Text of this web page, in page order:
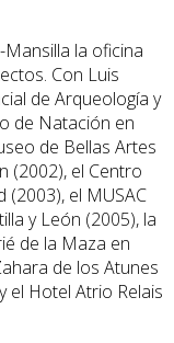
la oficina
Con Luis
de Arqueología y
de Natación en
de Bellas Artes
(2002), el Centro
el MUSAC
y León (2005), la
de la Maza en
de los Atunes
el Hotel Atrio Relais